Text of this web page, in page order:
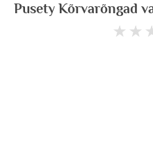
Pusety Kõrvarõngad